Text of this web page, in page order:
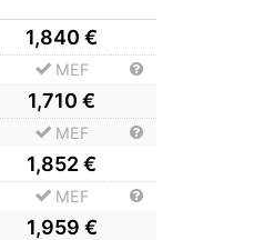
1,840 €
MEF
1,710 €
MEF
1,852€
MEF
1,959 €